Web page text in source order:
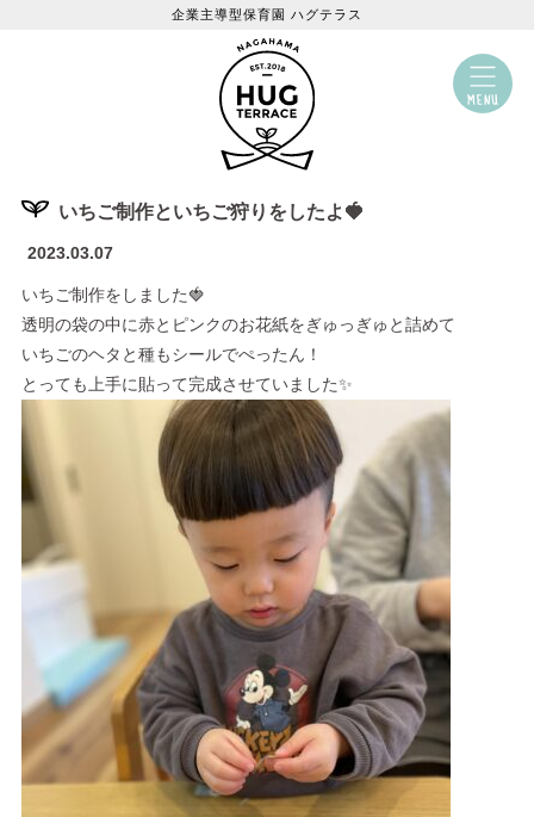
企業主導型保育園 ハグテラス
いちご制作といちご狩りをしたよ🍓
2023.03.07
いちご制作をしました🍓
透明の袋の中に赤とピンクのお花紙をぎゅっぎゅと詰めて
いちごのヘタと種もシールでぺったん！
とっても上手に貼って完成させていました✨